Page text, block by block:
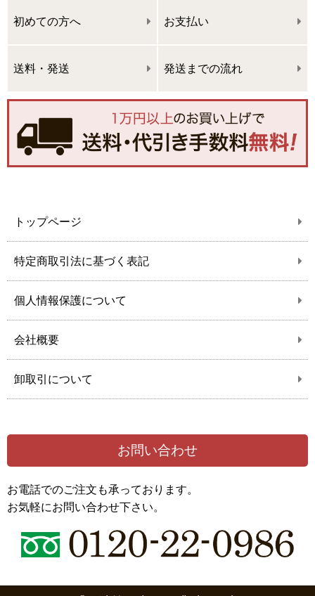
初めての方へ お支払い
送料・発送 発送までの流れ
トップページ
特定商取引法に基づく表記
個人情報保護について
会社概要
卸取引について
お問い合わせ
お電話でのご注文も承っております。
お気軽にお問い合わせ下さい。